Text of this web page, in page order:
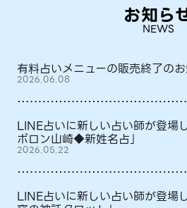
お知ら
NEWS
有料占いメニューの販売終了の
2026.06.08
LINE占いに新しい占い師が登場
ポロン山崎◆新姓名占」
2026.05.22
LINE占いに新しい占い師が登